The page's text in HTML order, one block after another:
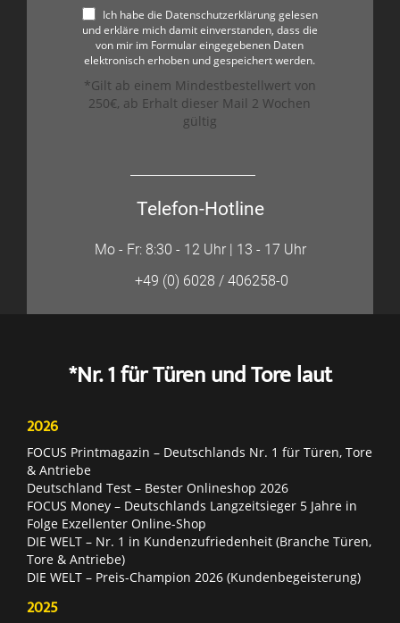
Ich habe die Datenschutzerklärung gelesen
und erkläre mich damit einverstanden, dass die
von mir im Formular eingegebenen Daten
elektronisch erhoben und gespeichert werden.
*Gilt ab einem Mindestbestellwert von
250€, ab Erhalt dieser Mail 2 Wochen
gültig
Telefon-Hotline
Mo - Fr: 8:30 - 12 Uhr | 13 - 17 Uhr
+49 (0) 6028 / 406258-0
*Nr. 1 für Türen und Tore laut
2026
FOCUS Printmagazin – Deutschlands Nr. 1 für Türen, Tore
& Antriebe
Deutschland Test – Bester Onlineshop 2026
FOCUS Money – Deutschlands Langzeitsieger 5 Jahre in
Folge Exzellenter Online-Shop
DIE WELT – Nr. 1 in Kundenzufriedenheit (Branche Türen,
Tore & Antriebe)
DIE WELT – Preis-Champion 2026 (Kundenbegeisterung)
2025